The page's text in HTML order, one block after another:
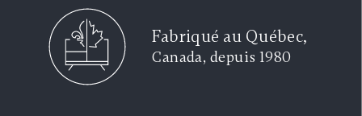
Fabriqué au Québec,
Canada, depuis 1980